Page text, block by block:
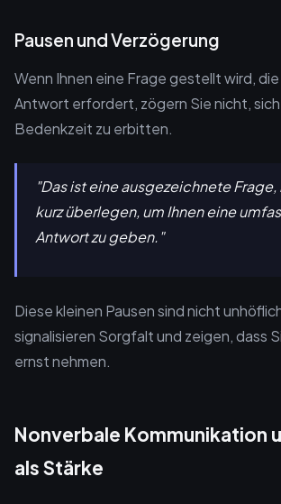
Pausen und Verzögerung
Wenn Ihnen eine Frage gestellt wird,
Antwort erfordert, zögern Sie nicht, sich
Bedenkzeit zu erbitten.
"Das ist eine ausgezeichnete
kurz überlegen, um Ihnen eine
Antwort zu geben."
Diese kleinen Pausen sind nicht
signalisieren Sorgfalt und zeigen, dass
ernst nehmen.
Nonverbale Kommunikation
als Stärke